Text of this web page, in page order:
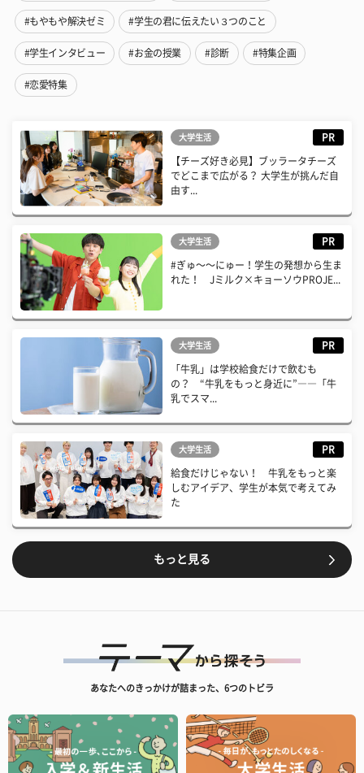
#もやもや解決ゼミ #学生の君に伝えたい３つのこと
#学生インタビュー #お金の授業 #診断 #特集企画
#恋愛特集
大学生活 PR
【チーズ好き必見】ブッラータチーズ
でどこまで広がる？ 大学生が挑んだ自
由す...
大学生活 PR
#ぎゅ〜〜にゅー！学生の発想から生ま
れた！ Jミルク×キョーソウPROJE...
大学生活 PR
「牛乳」は学校給食だけで飲むも
の？ “牛乳をもっと身近に”――「牛
乳でスマ...
大学生活 PR
給食だけじゃない！ 牛乳をもっと楽
しむアイデア、学生が本気で考えてみ
た
もっと見る
あなたへのきっかけが詰まった、6つのトビラ